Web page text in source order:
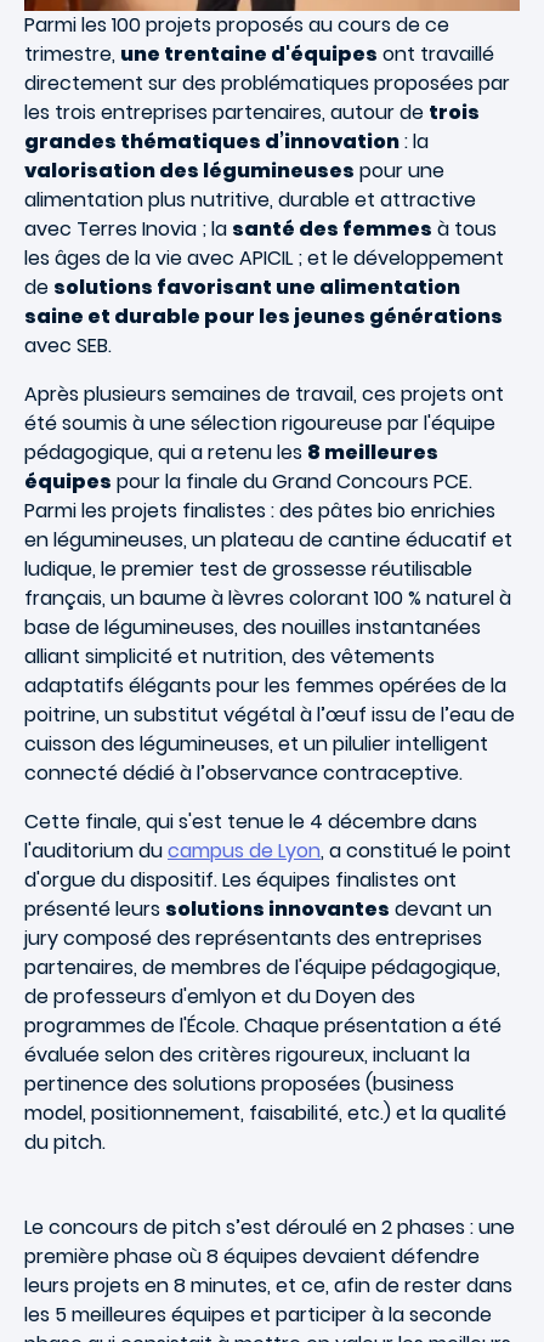
Parmi les 100 projets proposés au cours de ce
trimestre, une trentaine d'équipes ont travaillé
directement sur des problématiques proposées par
les trois entreprises partenaires, autour de trois
grandes thématiques d’innovation: la
valorisation des légumineuses pour une
alimentation plus nutritive, durable et attractive
avec Terres Inovia ; la santé des femmes à tous
les âges de la vie avec APICIL ; et le développement
de solutions favorisant une alimentation
saine et durable pour les jeunes générations
avec SEB.
Après plusieurs semaines de travail, ces projets ont
été soumis à une sélection rigoureuse par l'équipe
pédagogique, qui a retenu les 8 meilleures
équipes pour la finale du Grand Concours PCE.
Parmi les projets finalistes : des pâtes bio enrichies
en légumineuses, un plateau de cantine éducatif et
ludique, le premier test de grossesse réutilisable
français, un baume à lèvres colorant 100 % naturel à
base de légumineuses, des nouilles instantanées
alliant simplicité et nutrition, des vêtements
adaptatifs élégants pour les femmes opérées de la
poitrine, un substitut végétal à l’œuf issu de l’eau de
cuisson des légumineuses, et un pilulier intelligent
connecté dédié à l’observance contraceptive.
Cette finale, qui s'est tenue le 4 décembre dans
l'auditorium ducampus de Lyon, a constitué le point
d'orgue du dispositif. Les équipes finalistes ont
présenté leurs solutions innovantes devant un
jury composé des représentants des entreprises
partenaires, de membres de l'équipe pédagogique,
de professeurs d'emlyon et du Doyen des
programmes de l'École. Chaque présentation a été
évaluée selon des critères rigoureux, incluant la
pertinence des solutions proposées (business
model, positionnement, faisabilité, etc.) et la qualité
du pitch.
Le concours de pitch s’est déroulé en 2 phases : une
première phase où 8 équipes devaient défendre
leurs projets en 8 minutes, et ce, afin de rester dans
les 5 meilleures équipes et participer à la seconde